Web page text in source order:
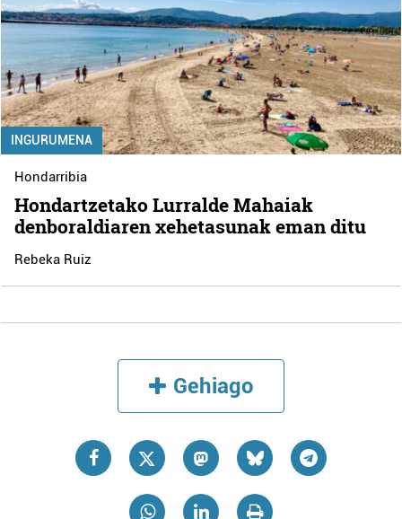
INGURUMENA
Hondarribia
Hondartzetako Lurralde Mahaiak
denboraldiaren xehetasunak eman ditu
Rebeka Ruiz
Gehiago